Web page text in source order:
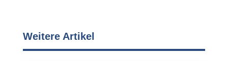
Weitere Artikel